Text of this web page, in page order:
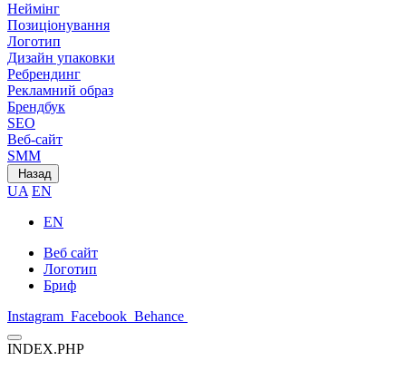
Неймінг
Позиціонування
Логотип
Дизайн упаковки
Ребрендинг
Рекламний образ
Брендбук
SEO
Веб-сайт
SMM
Назад
UA EN
EN
Веб сайт
Логотип
Бриф
Instagram Facebook Behance
INDEX.PHP